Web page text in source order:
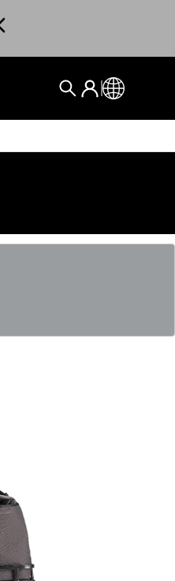
検索
User account
ログイン
Global